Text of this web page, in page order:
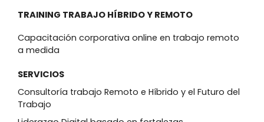
TRAINING TRABAJO HÍBRIDO Y REMOTO
Capacitación corporativa online en trabajo remoto
a medida
SERVICIOS
Consultoría trabajo Remoto e Híbrido y el Futuro del
Trabajo